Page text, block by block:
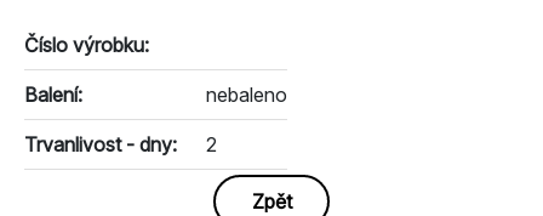
Číslo výrobku:
Balení: nebaleno
Trvanlivost - dny: 2
Zpět